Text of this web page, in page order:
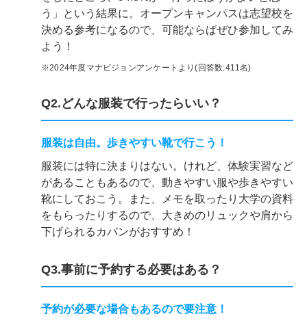
う」という結果に。オープンキャンパスは志望校を
決める参考になるので、可能ならばぜひ参加してみ
よう！
※2024年度マナビジョンアンケートより(回答数:411名)
Q2.どんな服装で行ったらいい？
服装は自由。歩きやすい靴で行こう！
服装には特に決まりはない。けれど、体験実習など
があることもあるので、動きやすい服や歩きやすい
靴にしておこう。また、メモを取ったり大学の資料
をもらったりするので、大きめのリュックや肩から
下げられるカバンがおすすめ！
Q3.事前に予約する必要はある？
予約が必要な場合もあるので要注意！